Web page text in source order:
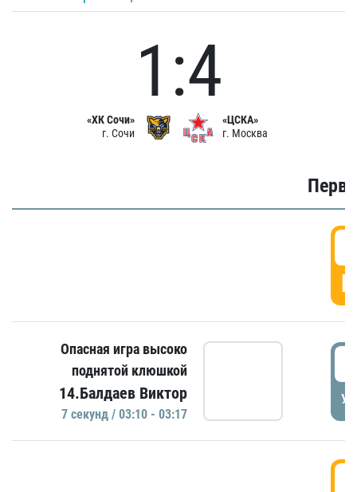
«ХК Сочи»
г. Сочи
1:4
«ЦСКА»
г. Москва
Опасная игра высоко
поднятой клюшкой
14.Балдаев Виктор
7 секунд / 03:10 - 03:17